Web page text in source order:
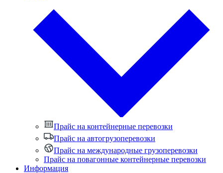
Прайс на контейнерные перевозки
Прайс на автогрузоперевозки
Прайс на международные грузоперевозки
Прайс на повагонные контейнерные перевозки
Информация